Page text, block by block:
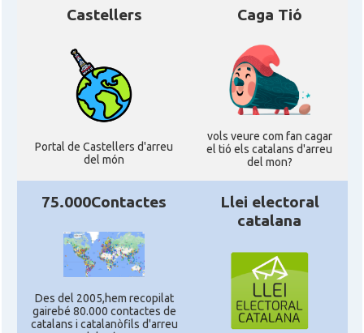
Castellers
Portal de Castellers d'arreu
del món
Caga Tió
vols veure com fan cagar
el tió els catalans d'arreu
del mon?
75.000Contactes
Des del 2005,hem recopilat
gairebé 80.000 contactes de
catalans i catalanòfils d'arreu
Llei electoral
catalana